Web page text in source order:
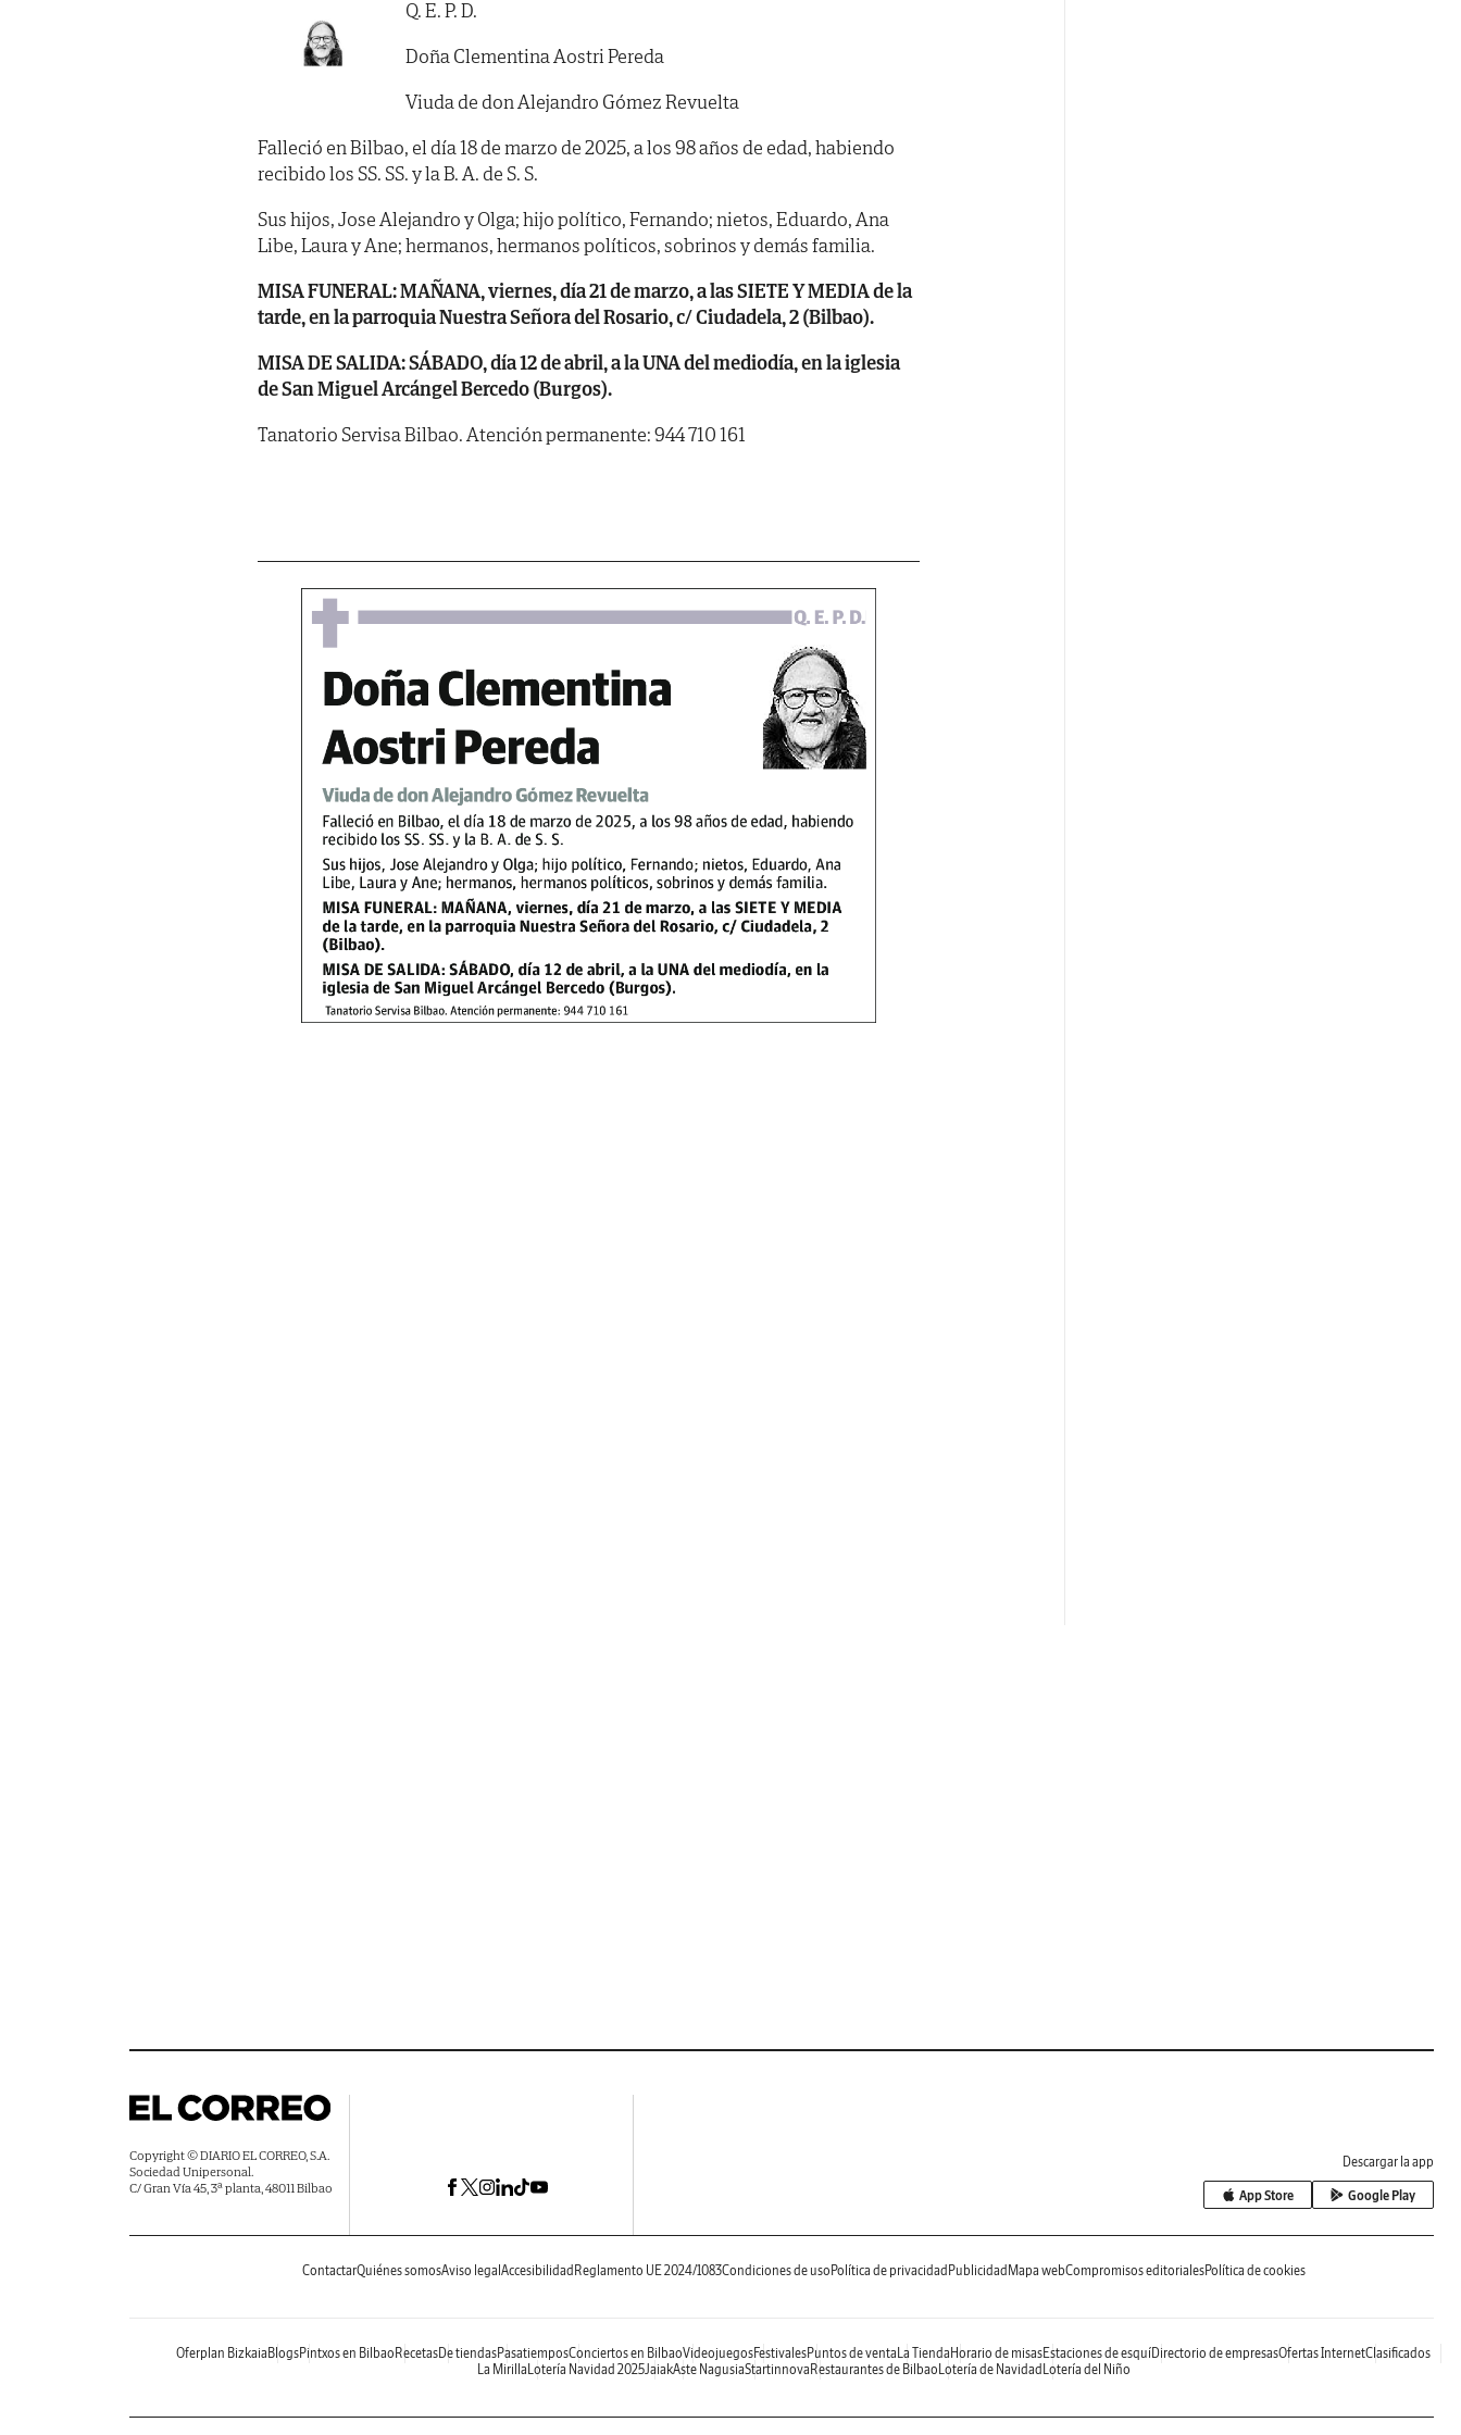
Q. E. P. D.
Doña Clementina Aostri Pereda
Viuda de don Alejandro Gómez Revuelta
Falleció en Bilbao, el día 18 de marzo de 2025, a los 98 años de edad, habiendo
recibido los SS. SS. y la B. A. de S. S.
Sus hijos, Jose Alejandro y Olga; hijo político, Fernando; nietos, Eduardo, Ana
Libe, Laura y Ane; hermanos, hermanos políticos, sobrinos y demás familia.
MISA FUNERAL: MAÑANA, viernes, día 21 de marzo, a las SIETE Y MEDIA de la
tarde, en la parroquia Nuestra Señora del Rosario, c/ Ciudadela, 2 (Bilbao).
MISA DE SALIDA: SÁBADO, día 12 de abril, a la UNA del mediodía, en la iglesia
de San Miguel Arcángel Bercedo (Burgos).
Tanatorio Servisa Bilbao. Atención permanente: 944 710 161
Copyright © DIARIO EL CORREO, S.A.
Sociedad Unipersonal.
C/ Gran Vía 45, 3ª planta, 48011 Bilbao
Descargar la app
App Store Google Play
ContactarQuiénes somosAviso legal Accesibilidad Reglamento UE 2024/1083Condiciones de uso Política de privacidad Publicidad Mapa webCompromisos editorialesPolítica de cookies
Oferplan Bizkaia BlogsPintxos en Bilbao RecetasDe tiendasPasatiemposConciertos en BilbaoVideojuegosFestivalesPuntos de venta La Tienda Horario de misasEstaciones de esquíDirectorio de empresasOfertas InternetClasificados
La Mirilla Lotería Navidad 2025JaiakAste NagusiaStartinnova Restaurantes de Bilbao Lotería de Navidad Lotería del Niño